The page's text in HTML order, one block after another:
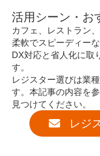
活用シーン・お
カフェ、レストラン
柔軟でスピーディー
DX対応と省人化に取
す。
レジスター選びは業
す。本記事の内容を
見つけてください。
レジ